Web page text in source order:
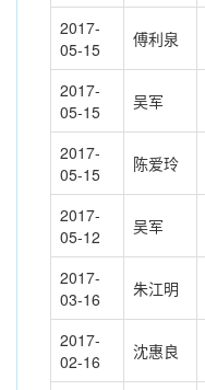
2017-
05-15
傅利泉
2017-
05-15
吴军
2017-
05-15
陈爱玲
2017-
05-12
吴军
2017-
03-16
朱江明
2017-
02-16
沈惠良